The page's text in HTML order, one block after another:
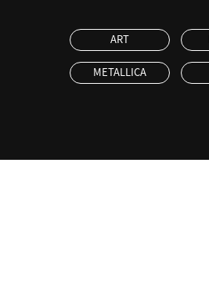
ART
METALLICA